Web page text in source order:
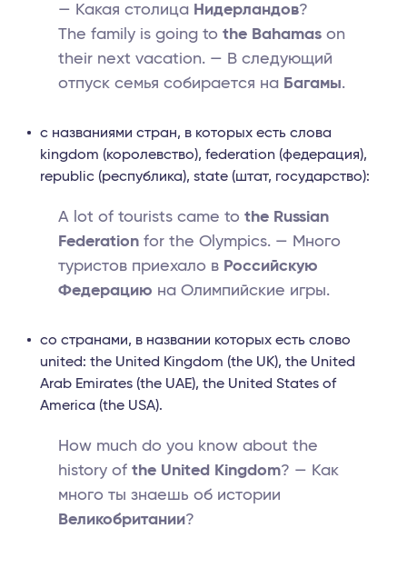
— Какая столица Нидерландов?
The family is going to the Bahamas on
their next vacation. — В следующий
отпуск семья собирается на Багамы.
с названиями стран, в которых есть слова
kingdom (королевство), federation (федерация),
republic (республика), state (штат, государство):
A lot of tourists came to the Russian
Federation for the Olympics. — Много
туристов приехало в Российскую
Федерацию на Олимпийские игры.
со странами, в названии которых есть слово
united: the United Kingdom (the UK), the United
Arab Emirates (the UAE), the United States of
America (the USA).
How much do you know about the
history of the United Kingdom? — Как
много ты знаешь об истории
Великобритании?